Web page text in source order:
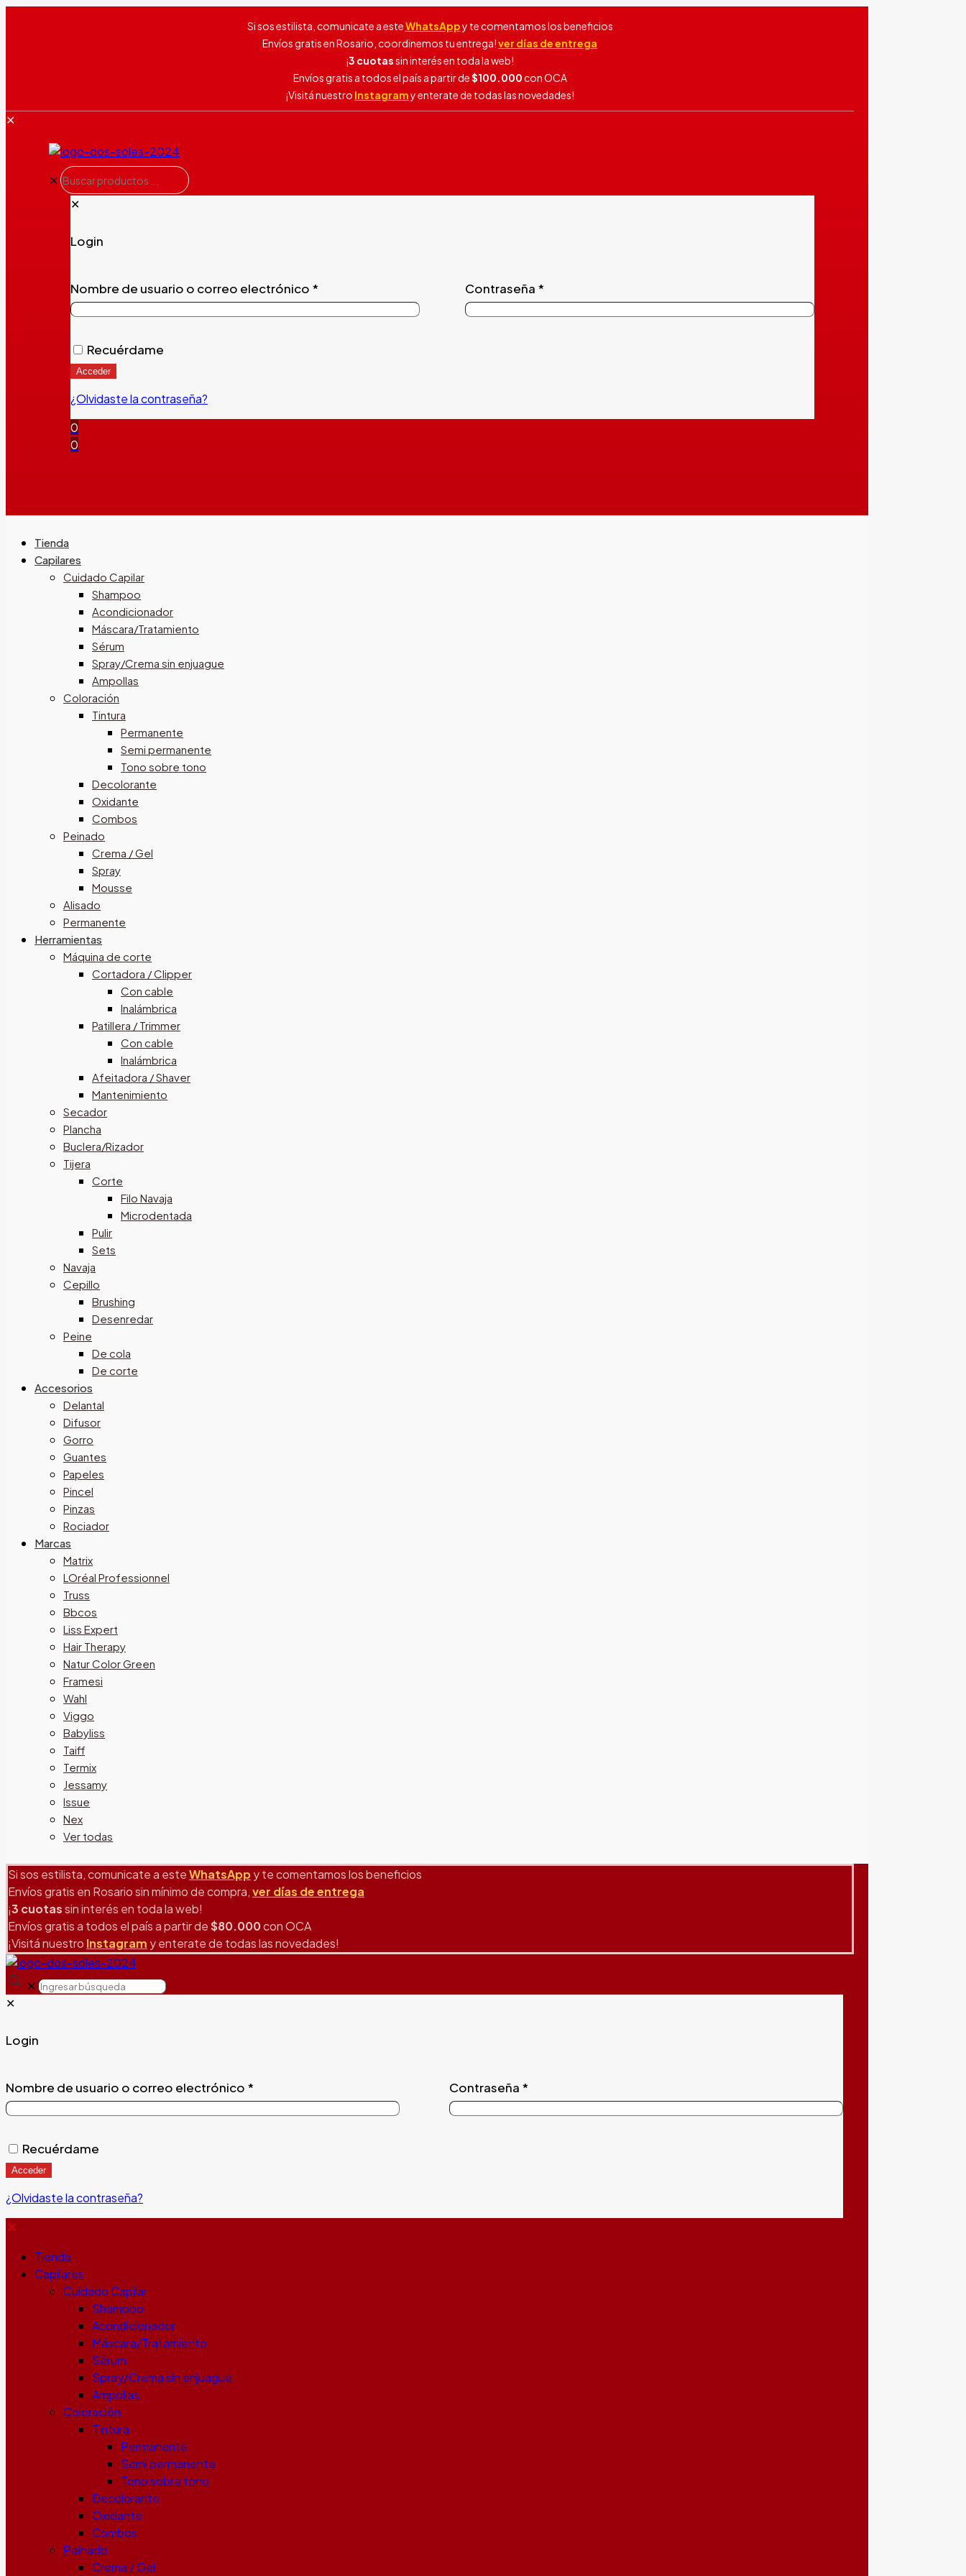
Si sos estilista, comunicate a esteWhatsAppy te comentamos los beneficios
Envíos gratis en Rosario, coordinemos tu entrega!ver días de entrega
¡3 cuotassin interés en toda la web!
Envíos gratis a todos el país a partir de$100.000con OCA
¡Visitá nuestro Instagramy enterate de todas las novedades!
✕
✕
✕
Login
Nombre de usuario o correo electrónico * Contraseña *
Recuérdame
Acceder
¿Olvidaste la contraseña?
0
0
Tienda
Capilares
Cuidado Capilar
Shampoo
Acondicionador
Máscara/Tratamiento
Sérum
Spray/Crema sin enjuague
Ampollas
Coloración
Tintura
Permanente
Semi permanente
Tono sobre tono
Decolorante
Oxidante
Combos
Peinado
Crema / Gel
Spray
Mousse
Alisado
Permanente
Herramientas
Máquina de corte
Cortadora / Clipper
Con cable
Inalámbrica
Patillera / Trimmer
Con cable
Inalámbrica
Afeitadora / Shaver
Mantenimiento
Secador
Plancha
Buclera/Rizador
Tijera
Corte
Filo Navaja
Microdentada
Pulir
Sets
Navaja
Cepillo
Brushing
Desenredar
Peine
De cola
De corte
Accesorios
Delantal
Difusor
Gorro
Guantes
Papeles
Pincel
Pinzas
Rociador
Marcas
Matrix
LOréal Professionnel
Truss
Bbcos
Liss Expert
Hair Therapy
Natur Color Green
Framesi
Wahl
Viggo
Babyliss
Taiff
Termix
Jessamy
Issue
Nex
Ver todas
Si sos estilista, comunicate a esteWhatsAppy te comentamos los beneficios
Envíos gratis en Rosario sin mínimo de compra,ver días de entrega
¡3 cuotassin interés en toda la web!
Envíos gratis a todos el país a partir de$80.000con OCA
¡Visitá nuestro Instagram y enterate de todas las novedades!
✕
✕
Login
Nombre de usuario o correo electrónico * Contraseña *
Recuérdame
Acceder
¿Olvidaste la contraseña?
✕
Tienda
Capilares
Cuidado Capilar
Shampoo
Acondicionador
Máscara/Tratamiento
Sérum
Spray/Crema sin enjuague
Ampollas
Coloración
Tintura
Permanente
Semi permanente
Tono sobre tono
Decolorante
Oxidante
Combos
Peinado
Crema / Gel